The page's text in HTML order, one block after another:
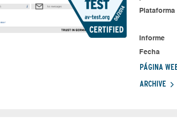
Plataforma
Informe
Fecha
PÁGINA
ARCHIVE